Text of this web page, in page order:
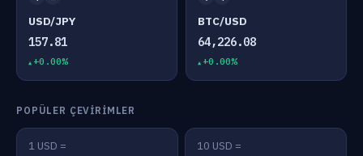
USD/JPY
157.81
+0.00%
BTC/USD
64,226.08
+0.00%
POPÜLER ÇEVIRIMLER
1 USD = 10 USD =